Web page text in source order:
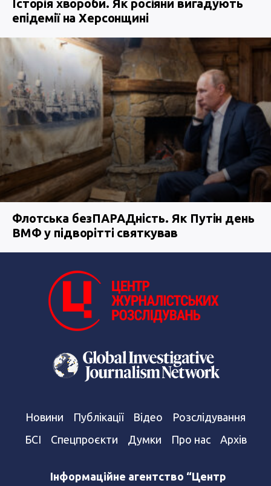
Історія хвороби. Як росіяни вигадують
епідемії на Херсонщині
Флотська безПАРАДність. Як Путін день
ВМФ у підворітті святкував
Новини Публікації Відео
Розслідування
БСІ
Спецпроєкти Думки Про нас Архів
Інформаційне агентство “Центр